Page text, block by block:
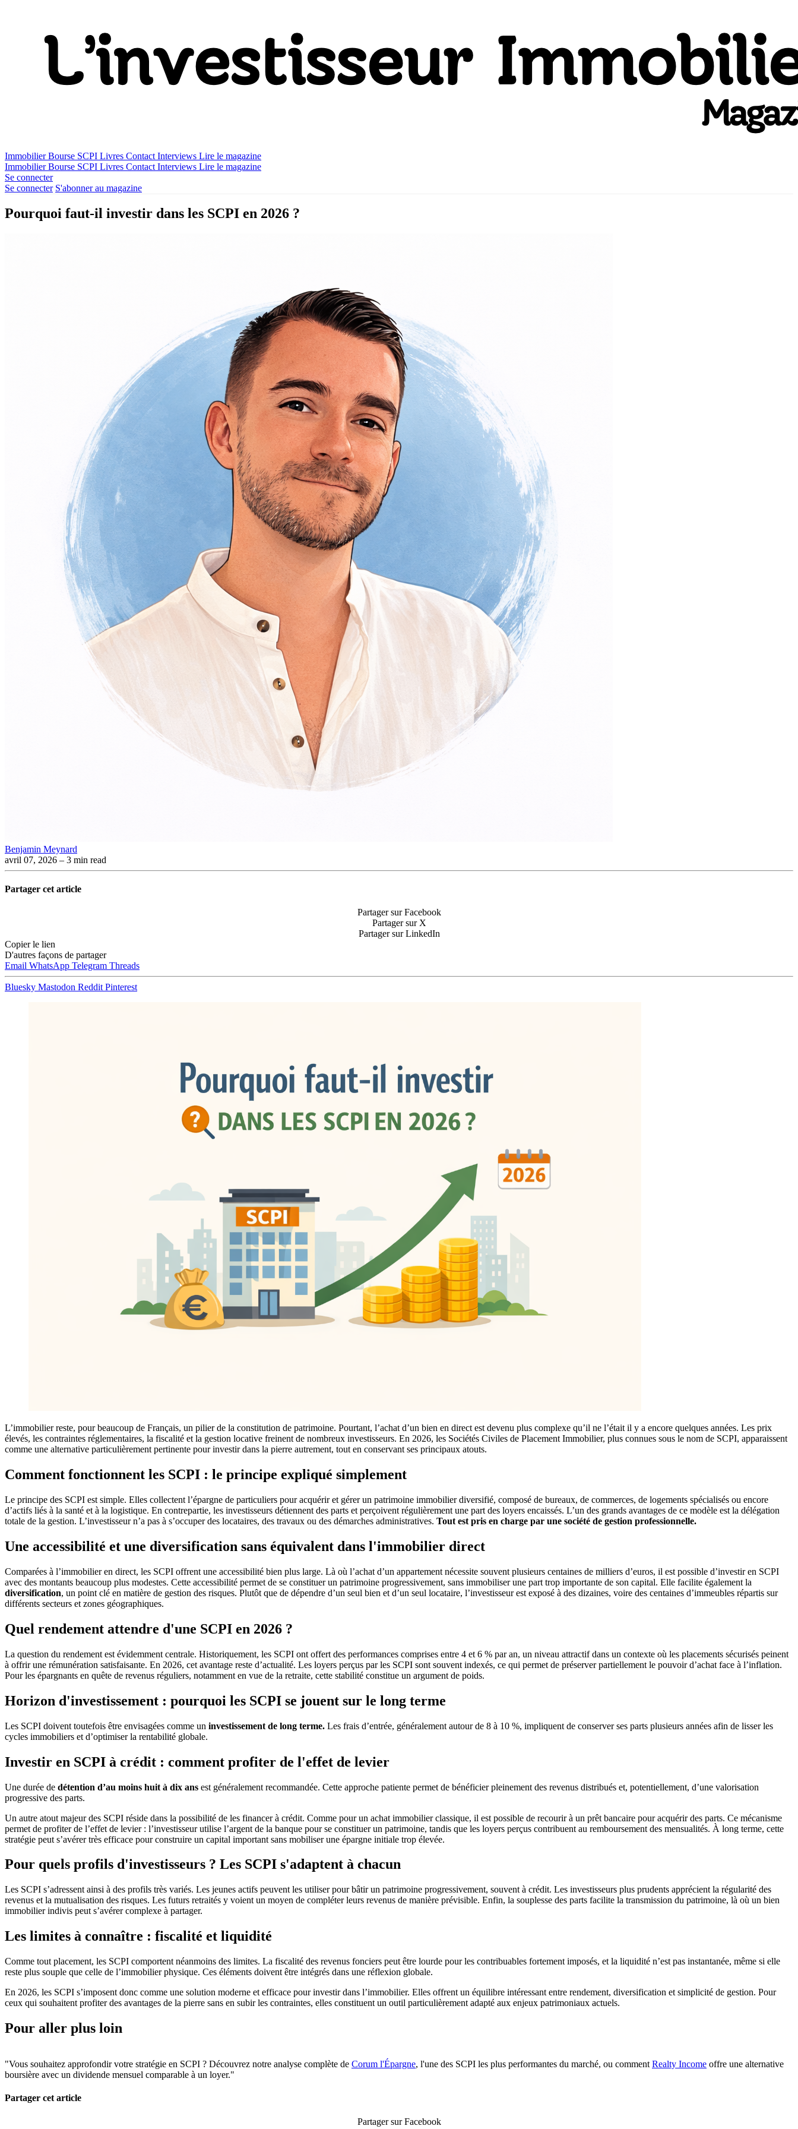
ImmobilierBourse SCPI Livres Contact Interviews Lire le magazine
ImmobilierBourse SCPI Livres Contact Interviews Lire le magazine
Se connecter
Se connecter S'abonner au magazine
Pourquoi faut-il investir dans les SCPI en 2026 ?
Benjamin Meynard
avril 07, 2026 – 3 min read
Partager cet article
Partager sur Facebook
Partager sur X
Partager sur LinkedIn
Copier le lien
D'autres façons de partager
Email WhatsApp Telegram Threads
Bluesky Mastodon Reddit Pinterest
L’immobilier reste, pour beaucoup de Français, un pilier de la constitution de patrimoine. Pourtant, l’achat d’un bien en direct est devenu plus complexe qu’il ne l’était il y a encore quelques années. Les prix
élevés, les contraintes réglementaires, la fiscalité et la gestion locative freinent de nombreux investisseurs. En 2026, les Sociétés Civiles de Placement Immobilier, plus connues sous le nom de SCPI, apparaissent
comme une alternative particulièrement pertinente pour investir dans la pierre autrement, tout en conservant ses principaux atouts.
Comment fonctionnent les SCPI : le principe expliqué simplement
Le principe des SCPI est simple. Elles collectent l’épargne de particuliers pour acquérir et gérer un patrimoine immobilier diversifié, composé de bureaux, de commerces, de logements spécialisés ou encore
d’actifs liés à la santé et à la logistique. En contrepartie, les investisseurs détiennent des parts et perçoivent régulièrement une part des loyers encaissés. L’un des grands avantages de ce modèle est la délégation
totale de la gestion. L’investisseur n’a pas à s’occuper des locataires, des travaux ou des démarches administratives. Tout est pris en charge par une société de gestion professionnelle.
Une accessibilité et une diversification sans équivalent dans l'immobilier direct
Comparées à l’immobilier en direct, les SCPI offrent une accessibilité bien plus large. Là où l’achat d’un appartement nécessite souvent plusieurs centaines de milliers d’euros, il est possible d’investir en SCPI
avec des montants beaucoup plus modestes. Cette accessibilité permet de se constituer un patrimoine progressivement, sans immobiliser une part trop importante de son capital. Elle facilite également la
diversification, un point clé en matière de gestion des risques. Plutôt que de dépendre d’un seul bien et d’un seul locataire, l’investisseur est exposé à des dizaines, voire des centaines d’immeubles répartis sur
différents secteurs et zones géographiques.
Quel rendement attendre d'une SCPI en 2026 ?
La question du rendement est évidemment centrale. Historiquement, les SCPI ont offert des performances comprises entre 4 et 6 % par an, un niveau attractif dans un contexte où les placements sécurisés peinent
à offrir une rémunération satisfaisante. En 2026, cet avantage reste d’actualité. Les loyers perçus par les SCPI sont souvent indexés, ce qui permet de préserver partiellement le pouvoir d’achat face à l’inflation.
Pour les épargnants en quête de revenus réguliers, notamment en vue de la retraite, cette stabilité constitue un argument de poids.
Horizon d'investissement : pourquoi les SCPI se jouent sur le long terme
Les SCPI doivent toutefois être envisagées comme un investissement de long terme. Les frais d’entrée, généralement autour de 8 à 10 %, impliquent de conserver ses parts plusieurs années afin de lisser les
cycles immobiliers et d’optimiser la rentabilité globale.
Investir en SCPI à crédit : comment profiter de l'effet de levier
Une durée de détention d’au moins huit à dix ans est généralement recommandée. Cette approche patiente permet de bénéficier pleinement des revenus distribués et, potentiellement, d’une valorisation
progressive des parts.
Un autre atout majeur des SCPI réside dans la possibilité de les financer à crédit. Comme pour un achat immobilier classique, il est possible de recourir à un prêt bancaire pour acquérir des parts. Ce mécanisme
permet de profiter de l’effet de levier : l’investisseur utilise l’argent de la banque pour se constituer un patrimoine, tandis que les loyers perçus contribuent au remboursement des mensualités. À long terme, cette
stratégie peut s’avérer très efficace pour construire un capital important sans mobiliser une épargne initiale trop élevée.
Pour quels profils d'investisseurs ? Les SCPI s'adaptent à chacun
Les SCPI s’adressent ainsi à des profils très variés. Les jeunes actifs peuvent les utiliser pour bâtir un patrimoine progressivement, souvent à crédit. Les investisseurs plus prudents apprécient la régularité des
revenus et la mutualisation des risques. Les futurs retraités y voient un moyen de compléter leurs revenus de manière prévisible. Enfin, la souplesse des parts facilite la transmission du patrimoine, là où un bien
immobilier indivis peut s’avérer complexe à partager.
Les limites à connaître : fiscalité et liquidité
Comme tout placement, les SCPI comportent néanmoins des limites. La fiscalité des revenus fonciers peut être lourde pour les contribuables fortement imposés, et la liquidité n’est pas instantanée, même si elle
reste plus souple que celle de l’immobilier physique. Ces éléments doivent être intégrés dans une réflexion globale.
En 2026, les SCPI s’imposent donc comme une solution moderne et efficace pour investir dans l’immobilier. Elles offrent un équilibre intéressant entre rendement, diversification et simplicité de gestion. Pour
ceux qui souhaitent profiter des avantages de la pierre sans en subir les contraintes, elles constituent un outil particulièrement adapté aux enjeux patrimoniaux actuels.
Pour aller plus loin
"Vous souhaitez approfondir votre stratégie en SCPI ? Découvrez notre analyse complète de Corum l'Épargne, l'une des SCPI les plus performantes du marché, ou comment Realty Income offre une alternative
boursière avec un dividende mensuel comparable à un loyer."
Partager cet article
Partager sur Facebook